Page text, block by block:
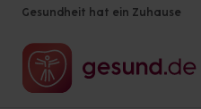
Gesundheit hat ein Zuhause